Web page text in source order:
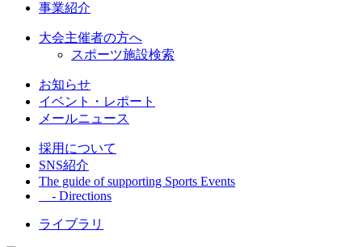
事業紹介
大会主催者の方へ
スポーツ施設検索
お知らせ
イベント・レポート
メールニュース
採用について
SNS紹介
The guide of supporting Sports Events
- Directions
ライブラリ